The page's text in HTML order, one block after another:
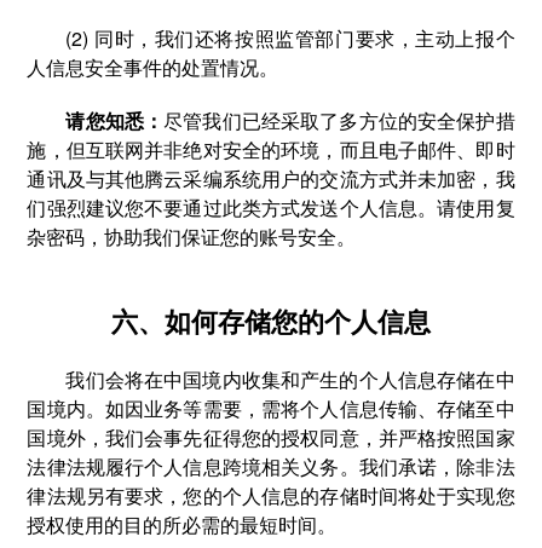
(2) 同时，我们还将按照监管部门要求，主动上报个
人信息安全事件的处置情况。
请您知悉：尽管我们已经采取了多方位的安全保护措
施，但互联网并非绝对安全的环境，而且电子邮件、即时
通讯及与其他腾云采编系统用户的交流方式并未加密，我
们强烈建议您不要通过此类方式发送个人信息。请使用复
杂密码，协助我们保证您的账号安全。
六、如何存储您的个人信息
我们会将在中国境内收集和产生的个人信息存储在中
国境内。如因业务等需要，需将个人信息传输、存储至中
国境外，我们会事先征得您的授权同意，并严格按照国家
法律法规履行个人信息跨境相关义务。我们承诺，除非法
律法规另有要求，您的个人信息的存储时间将处于实现您
授权使用的目的所必需的最短时间。